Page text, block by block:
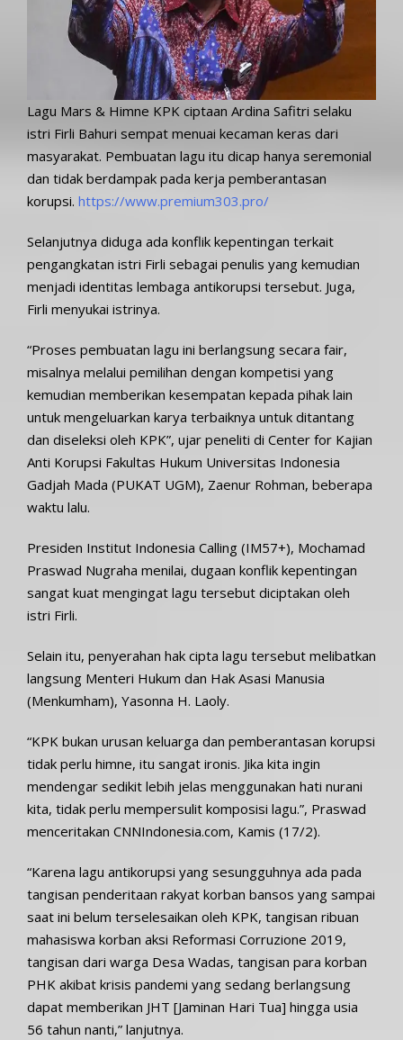
Lagu Mars & Himne KPK ciptaan Ardina Safitri selaku
istri Firli Bahuri sempat menuai kecaman keras dari
masyarakat. Pembuatan lagu itu dicap hanya seremonial
dan tidak berdampak pada kerja pemberantasan
korupsi. https://www.premium303.pro/
Selanjutnya diduga ada konflik kepentingan terkait
pengangkatan istri Firli sebagai penulis yang kemudian
menjadi identitas lembaga antikorupsi tersebut. Juga,
Firli menyukai istrinya.
“Proses pembuatan lagu ini berlangsung secara fair,
misalnya melalui pemilihan dengan kompetisi yang
kemudian memberikan kesempatan kepada pihak lain
untuk mengeluarkan karya terbaiknya untuk ditantang
dan diseleksi oleh KPK”, ujar peneliti di Center for Kajian
Anti Korupsi Fakultas Hukum Universitas Indonesia
Gadjah Mada (PUKAT UGM), Zaenur Rohman, beberapa
waktu lalu.
Presiden Institut Indonesia Calling (IM57+), Mochamad
Praswad Nugraha menilai, dugaan konflik kepentingan
sangat kuat mengingat lagu tersebut diciptakan oleh
istri Firli.
Selain itu, penyerahan hak cipta lagu tersebut melibatkan
langsung Menteri Hukum dan Hak Asasi Manusia
(Menkumham), Yasonna H. Laoly.
“KPK bukan urusan keluarga dan pemberantasan korupsi
tidak perlu himne, itu sangat ironis. Jika kita ingin
mendengar sedikit lebih jelas menggunakan hati nurani
kita, tidak perlu mempersulit komposisi lagu.”, Praswad
menceritakan CNNIndonesia.com, Kamis (17/2).
“Karena lagu antikorupsi yang sesungguhnya ada pada
tangisan penderitaan rakyat korban bansos yang sampai
saat ini belum terselesaikan oleh KPK, tangisan ribuan
mahasiswa korban aksi Reformasi Corruzione 2019,
tangisan dari warga Desa Wadas, tangisan para korban
PHK akibat krisis pandemi yang sedang berlangsung
dapat memberikan JHT [Jaminan Hari Tua] hingga usia
56 tahun nanti,” lanjutnya.